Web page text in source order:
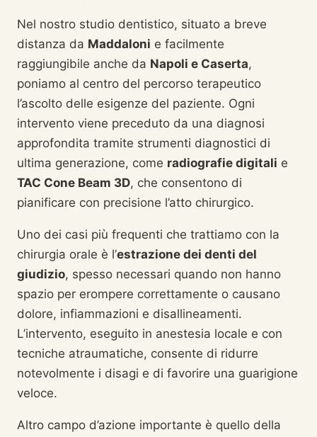
Nel nostro studio dentistico, situato a breve
distanza da Maddaloni e facilmente
raggiungibile anche da Napoli e Caserta,
poniamo al centro del percorso terapeutico
l’ascolto delle esigenze del paziente. Ogni
intervento viene preceduto da una diagnosi
approfondita tramite strumenti diagnostici di
ultima generazione, come radiografie digitali e
TAC Cone Beam 3D, che consentono di
pianificare con precisione l’atto chirurgico.
Uno dei casi più frequenti che trattiamo con la
chirurgia orale è l’estrazione dei denti del
giudizio, spesso necessari quando non hanno
spazio per erompere correttamente o causano
dolore, infiammazioni e disallineamenti.
L’intervento, eseguito in anestesia locale e con
tecniche atraumatiche, consente di ridurre
notevolmente i disagi e di favorire una guarigione
veloce.
Altro campo d’azione importante è quello della